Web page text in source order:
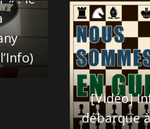
[Vidéo]
débarque